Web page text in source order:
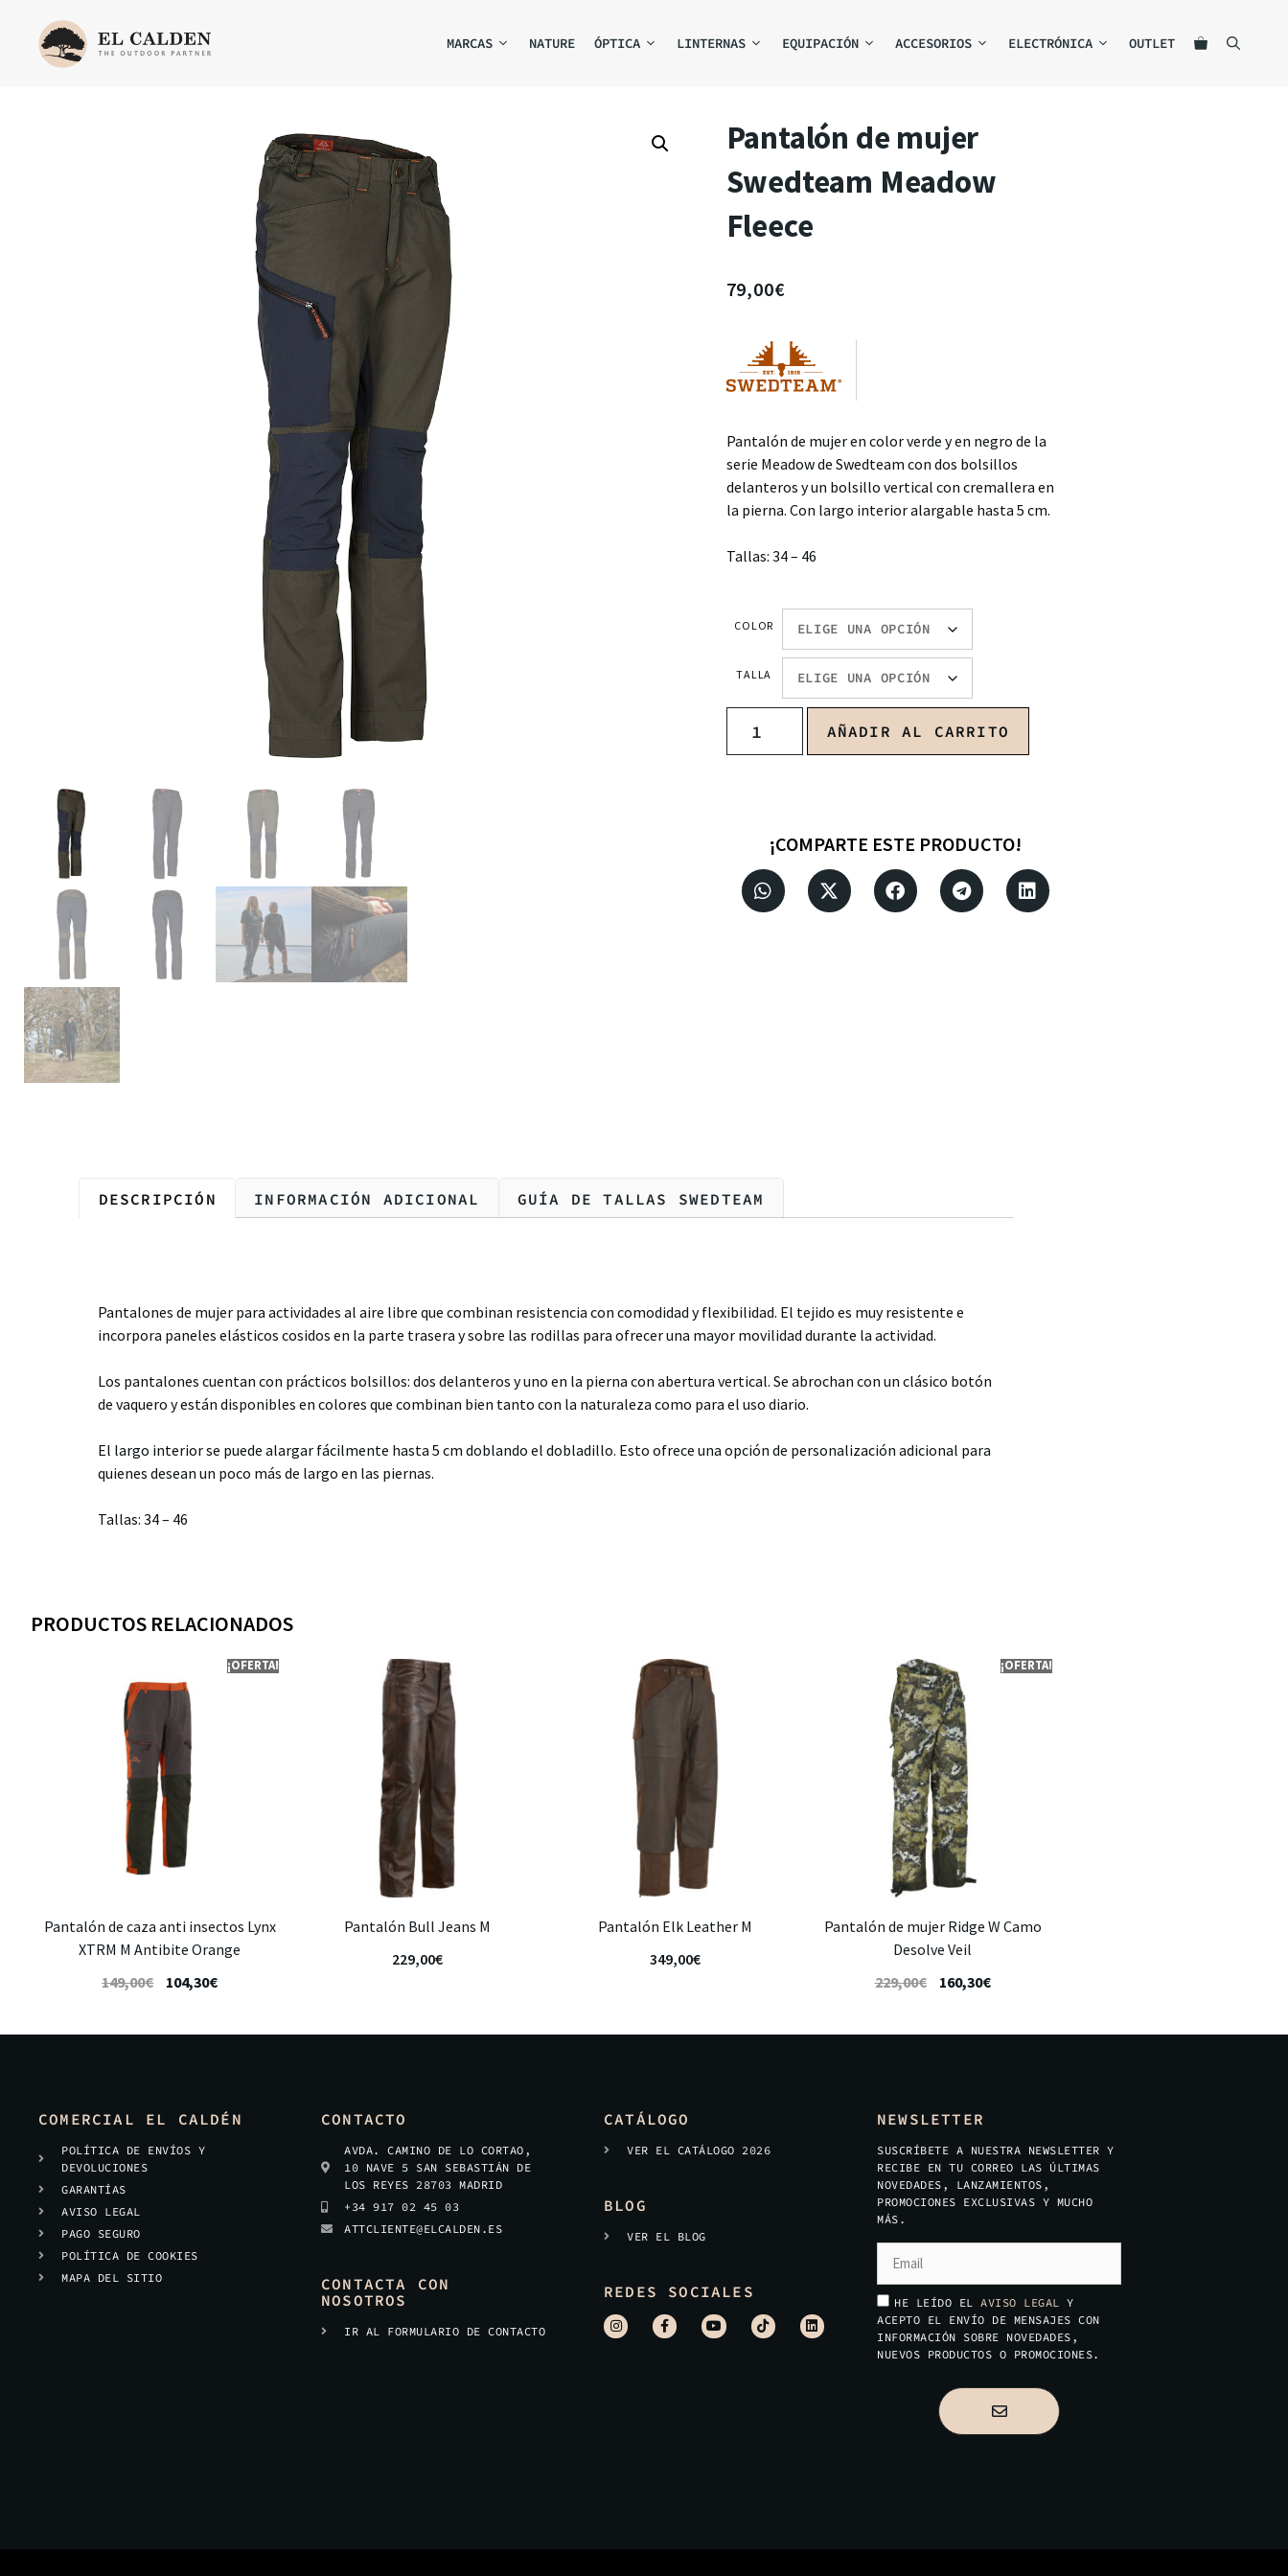
MARCAS NATURE ÓPTICA LINTERNAS EQUIPACIÓN ACCESORIOS ELECTRÓNICA OUTLET
Pantalón de mujer
Swedteam Meadow
Fleece
79,00€
Pantalón de mujer en color verde y en negro de la
serie Meadow de Swedteam con dos bolsillos
delanteros y un bolsillo vertical con cremallera en
la pierna. Con largo interior alargable hasta 5 cm.
Tallas: 34 – 46
COLOR
TALLA
AÑADIR AL CARRITO
¡COMPARTE ESTE PRODUCTO!
DESCRIPCIÓN INFORMACIÓN ADICIONAL GUÍA DE TALLAS SWEDTEAM
Pantalones de mujer para actividades al aire libre que combinan resistencia con comodidad y flexibilidad. El tejido es muy resistente e
incorpora paneles elásticos cosidos en la parte trasera y sobre las rodillas para ofrecer una mayor movilidad durante la actividad.
Los pantalones cuentan con prácticos bolsillos: dos delanteros y uno en la pierna con abertura vertical. Se abrochan con un clásico botón
de vaquero y están disponibles en colores que combinan bien tanto con la naturaleza como para el uso diario.
El largo interior se puede alargar fácilmente hasta 5 cm doblando el dobladillo. Esto ofrece una opción de personalización adicional para
quienes desean un poco más de largo en las piernas.
Tallas: 34 – 46
PRODUCTOS RELACIONADOS
¡OFERTA!
Pantalón de caza anti insectos Lynx
XTRM M Antibite Orange
149,00€ 104,30€
Pantalón Bull Jeans M
229,00€
Pantalón Elk Leather M
349,00€
¡OFERTA!
Pantalón de mujer Ridge W Camo
Desolve Veil
229,00€ 160,30€
COMERCIAL EL CALDÉN
POLÍTICA DE ENVÍOS Y
DEVOLUCIONES
GARANTÍAS
AVISO LEGAL
PAGO SEGURO
POLÍTICA DE COOKIES
MAPA DEL SITIO
CONTACTO
AVDA. CAMINO DE LO CORTAO,
10 NAVE 5 SAN SEBASTIÁN DE
LOS REYES 28703 MADRID
+34 917 02 45 03
ATTCLIENTE@ELCALDEN.ES
CONTACTA CON
NOSOTROS
IR AL FORMULARIO DE CONTACTO
CATÁLOGO
VER EL CATÁLOGO 2026
BLOG
VER EL BLOG
REDES SOCIALES
NEWSLETTER
SUSCRÍBETE A NUESTRA NEWSLETTER Y
RECIBE EN TU CORREO LAS ÚLTIMAS
NOVEDADES, LANZAMIENTOS,
PROMOCIONES EXCLUSIVAS Y MUCHO
MÁS.
HE LEÍDO EL AVISO LEGAL Y
ACEPTO EL ENVÍO DE MENSAJES CON
INFORMACIÓN SOBRE NOVEDADES,
NUEVOS PRODUCTOS O PROMOCIONES.